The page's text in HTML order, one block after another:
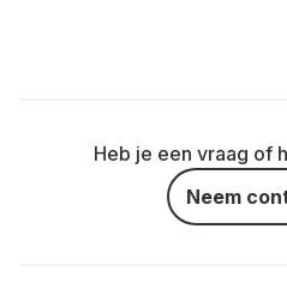
Heb je een vraag of
Neem